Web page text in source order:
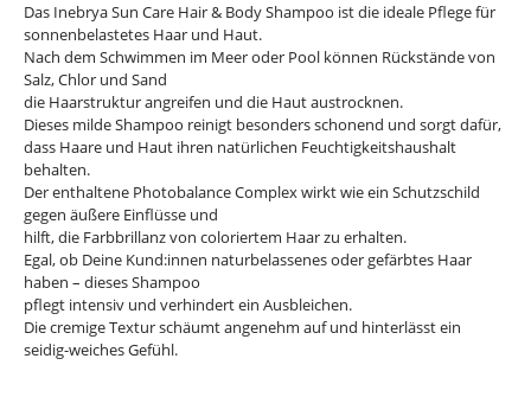
Das Inebrya Sun Care Hair & Body Shampoo ist die ideale Pflege für
sonnenbelastetes Haar und Haut.
Nach dem Schwimmen im Meer oder Pool können Rückstände von
Salz, Chlor und Sand
die Haarstruktur angreifen und die Haut austrocknen.
Dieses milde Shampoo reinigt besonders schonend und sorgt dafür,
dass Haare und Haut ihren natürlichen Feuchtigkeitshaushalt
behalten.
Der enthaltene Photobalance Complex wirkt wie ein Schutzschild
gegen äußere Einflüsse und
hilft, die Farbbrillanz von coloriertem Haar zu erhalten.
Egal, ob Deine Kund:innen naturbelassenes oder gefärbtes Haar
haben – dieses Shampoo
pflegt intensiv und verhindert ein Ausbleichen.
Die cremige Textur schäumt angenehm auf und hinterlässt ein
seidig-weiches Gefühl.